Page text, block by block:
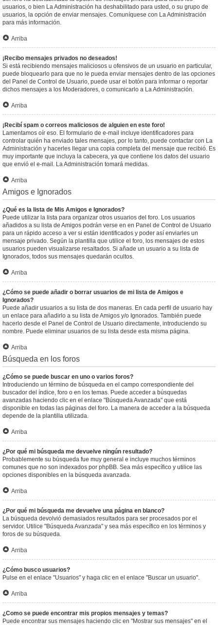
usuarios, o bien La Administración ha deshabilitado para usted, o su grupo de
usuarios, la opción de enviar mensajes. Comuníquese con La Administración
para más información.
Arriba
¡Recibo mensajes privados no deseados!
Si está recibiendo mensajes maliciosos u ofensivos de un usuario en particular,
puede bloquearlo para que no le pueda enviar mensajes dentro de las opciones
del Panel de Control de Usuario, puede usar el botón para informar o reportar
dichos mensajes a los Moderadores, o comunicarlo a La Administración.
Arriba
¡Recibí spam o correos maliciosos de alguien en este foro!
Lamentamos oír eso. El formulario de e-mail incluye identificadores para
controlar quién ha enviado tales mensajes, por lo tanto, puede contactar con La
Administración y hacerles llegar una copia completa del mensaje que recibió. Es
muy importante que incluya la cabecera, ya que contiene los datos del usuario
que envió el e-mail. La Administración tomará medidas.
Arriba
Amigos e Ignorados
¿Qué es la lista de Mis Amigos e Ignorados?
Puede utilizar la lista para organizar otros usuarios del foro. Los usuarios
añadidos a su lista de Amigos podrán verse en en Panel de Control de Usuario
para un rápido acceso a ver si están identificados y poder así enviarles un
mensaje privado. Según la plantilla que utilice el foro, los mensajes de estos
usuarios pueden visualizarse resaltados. Si añade un usuario a su lista de
Ignorados, todos sus mensajes quedarán ocultos.
Arriba
¿Cómo se puede añadir o borrar usuarios de mi lista de Amigos e
Ignorados?
Puede añadir usuarios a su lista de dos maneras. En cada perfil de usuario hay
un enlace para añadirlo a su lista de Amigos y/o Ignorados. También puede
hacerlo desde el Panel de Control de Usuario directamente, introduciendo su
nombre. Puede eliminar usuarios de su lista desde esta misma página.
Arriba
Búsqueda en los foros
¿Cómo se puede buscar en uno o varios foros?
Introduciendo un término de búsqueda en el campo correspondiente del
buscador del índice, foro o en los temas. Puede acceder a búsquedas
avanzadas haciendo clic en el enlace "Búsqueda Avanzada" que está
disponible en todas las páginas del foro. La manera de acceder a la búsqueda
depende de la plantilla utilizada.
Arriba
¿Por qué mi búsqueda me devuelve ningún resultado?
Probablemente su búsqueda fue muy general e incluye muchos términos
comunes que no son indexados por phpBB. Sea más específico y utilice las
opciones disponibles en la búsqueda avanzada.
Arriba
¿Por qué mi búsqueda me devuelve una página en blanco?
La búsqueda devolvió demasiados resultados para ser procesados por el
servidor. Utilice "Búsqueda Avanzada" y sea más específico en los términos y
foros de su búsqueda.
Arriba
¿Cómo busco usuarios?
Pulse en el enlace "Usuarios" y haga clic en el enlace "Buscar un usuario".
Arriba
¿Como se puede encontrar mis propios mensajes y temas?
Puede encontrar sus mensajes haciendo clic en "Mostrar sus mensajes" en el